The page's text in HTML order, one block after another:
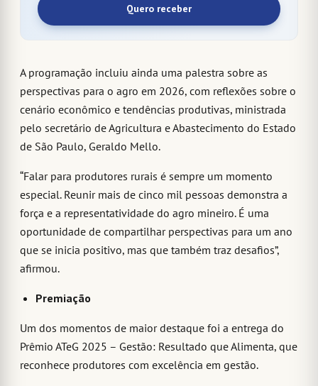
Quero receber
A programação incluiu ainda uma palestra sobre as
perspectivas para o agro em 2026, com reflexões sobre o
cenário econômico e tendências produtivas, ministrada
pelo secretário de Agricultura e Abastecimento do Estado
de São Paulo, Geraldo Mello.
“Falar para produtores rurais é sempre um momento
especial. Reunir mais de cinco mil pessoas demonstra a
força e a representatividade do agro mineiro. É uma
oportunidade de compartilhar perspectivas para um ano
que se inicia positivo, mas que também traz desafios”,
afirmou.
Premiação
Um dos momentos de maior destaque foi a entrega do
Prêmio ATeG 2025 – Gestão: Resultado que Alimenta, que
reconhece produtores com excelência em gestão.